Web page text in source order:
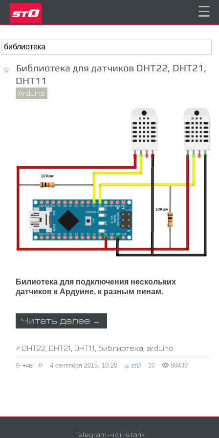
☰
Библиотека для датчиков DHT22, DHT21,
DHT11
Arduino
Билиотека для подключения нескольких
датчиков к Ардуине, к разным пинам.
Читать далее →
DHT22 DHT21 DHT11 библиотека arduino
+481 4 сентября 2015, 10:20 stD 20 88436
Telegram-чат istarik